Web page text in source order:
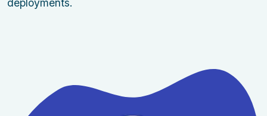
deployments.